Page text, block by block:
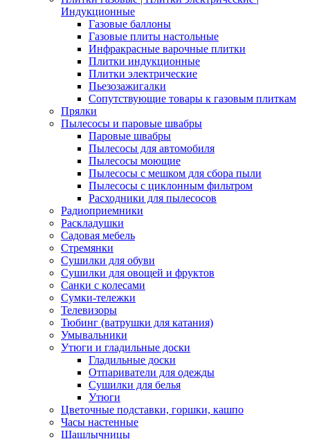
Индукционные
Газовые баллоны
Газовые плиты настольные
Инфракрасные варочные плитки
Плитки индукционные
Плитки электрические
Пьезозажигалки
Сопутствующие товары к газовым плиткам
Прялки
Пылесосы и паровые швабры
Паровые швабры
Пылесосы для автомобиля
Пылесосы моющие
Пылесосы с мешком для сбора пыли
Пылесосы с циклонным фильтром
Расходники для пылесосов
Радиоприемники
Раскладушки
Садовая мебель
Стремянки
Сушилки для обуви
Сушилки для овощей и фруктов
Санки с колесами
Сумки-тележки
Телевизоры
Тюбинг (ватрушки для катания)
Умывальники
Утюги и гладильные доски
Гладильные доски
Отпариватели для одежды
Сушилки для белья
Утюги
Цветочные подставки, горшки, кашпо
Часы настенные
Шашлычницы